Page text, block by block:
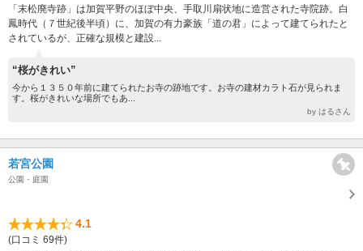
「末松廃寺跡」は加賀平野のほぼ中央、手取川扇状地に造営された寺院跡。白
鳳時代（７世紀後半頃）に、加賀の有力豪族「道の君」によって建てられたと
されているが、正確な規模と建設...
“桜がきれい”
今から１３５０年前に建てられたお寺の跡地です。お寺の建材カラト石が見られま
す。桜がきれいな場所でもあ...
by はるさん
若宮公園
公園・庭園
4.1
(口コミ 69件)